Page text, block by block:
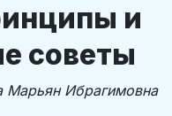
и
советы
Марьян Ибрагимовна